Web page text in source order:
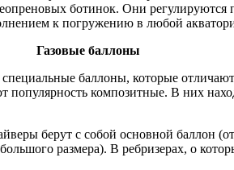
ботинок. Они
к погружению в любой
Газовые баллоны
баллоны, которые
популярность композитные. В них
берут с собой основной баллон
размера). В ребризерах, о